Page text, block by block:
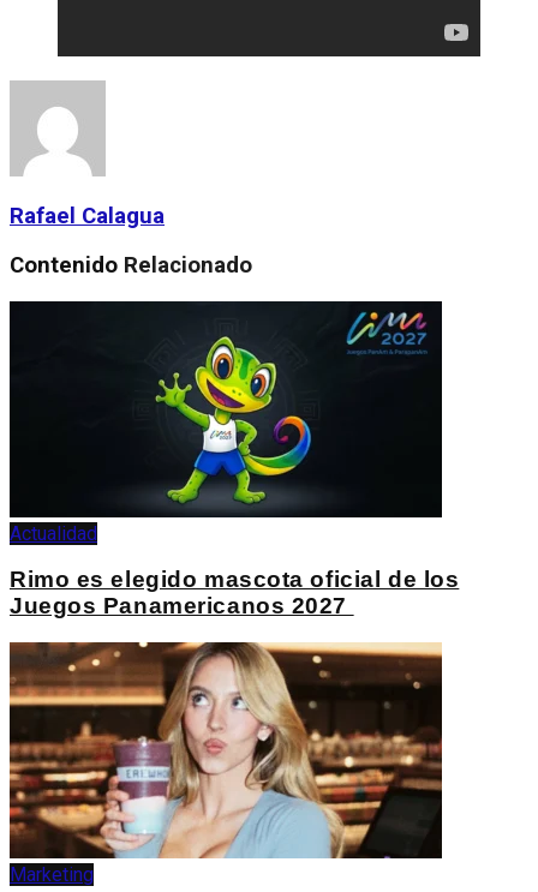
Rafael Calagua
Contenido Relacionado
Actualidad
Rimo es elegido mascota oficial de los
Juegos Panamericanos 2027
Marketing